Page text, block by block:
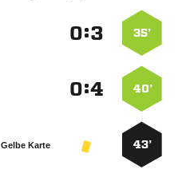
35’
:
40’
:
43’
Gelbe Karte